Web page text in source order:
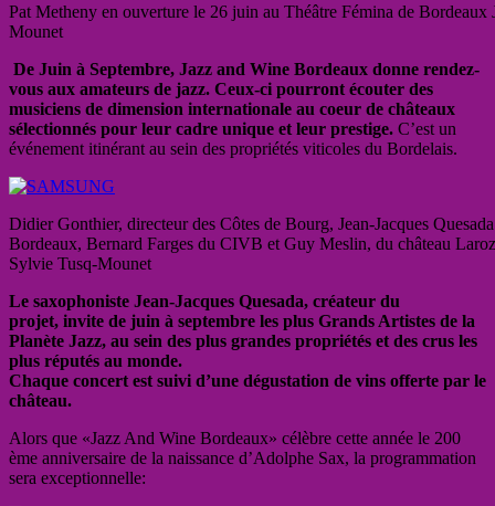
Pat Metheny en ouverture le 26 juin au Théâtre Fémina de
Mounet
De Juin à Septembre, Jazz and Wine Bordeaux donne rendez-
vous aux amateurs de jazz. Ceux-ci pourront écouter des
musiciens de dimension internationale au coeur de châteaux
sélectionnés pour leur cadre unique et leur prestige. C’est un
événement itinérant au sein des propriétés viticoles du Bordelais.
Didier Gonthier, directeur des Côtes de Bourg, Jean-Jacques
Bordeaux, Bernard Farges du CIVB et Guy Meslin, du château
Sylvie Tusq-Mounet
Le saxophoniste Jean-Jacques Quesada, créateur du
projet, invite de juin à septembre les plus Grands Artistes de la
Planète Jazz, au sein des plus grandes propriétés et des crus les
plus réputés au monde.
Chaque concert est suivi d’une dégustation de vins offerte par le
château.
Alors que «Jazz And Wine Bordeaux» célèbre cette année le 200
ème anniversaire de la naissance d’Adolphe Sax, la programmation
sera exceptionnelle: